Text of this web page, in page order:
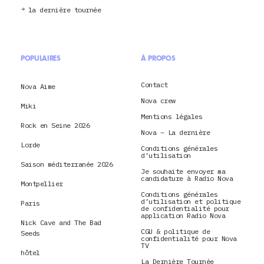
la dernière tournée
POPULAIRES
Nova Aime
Miki
Rock en Seine 2026
Lorde
Saison méditerranée 2026
Montpellier
Paris
Nick Cave and The Bad
Seeds
hôtel
À PROPOS
Contact
Nova crew
Mentions légales
Nova – La dernière
Conditions générales
d’utilisation
Je souhaite envoyer ma
candidature à Radio Nova
Conditions générales
d’utilisation et politique
de confidentialité pour
application Radio Nova
CGU & politique de
confidentialité pour Nova
TV
La Dernière Tournée